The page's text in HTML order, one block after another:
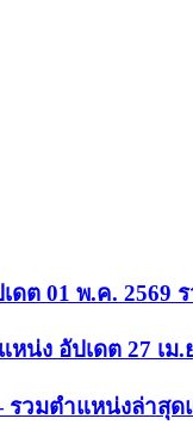
ดต 01 พ.ค. 2569
หน่ง อัปเดต 27 เ
รวมตำแหน่งล่าสุด